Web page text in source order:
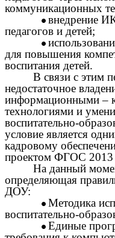
коммуникационных
внедрение
педагогов и детей;
для повышения
воспитания детей.
В связи с этим
недостаточное
информационными –
технологиями и
воспитательно-
условие является
кадровому
проектом ФГОС 2013
На данный
определяющая
ДОУ:
Методика
воспитательно-
Единые